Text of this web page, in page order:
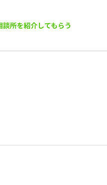
談所を紹介してもらう